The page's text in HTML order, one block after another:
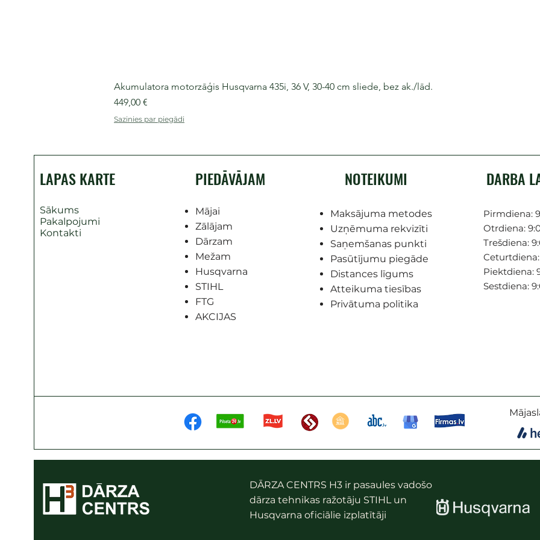
Akumulatora motorzāģis Husqvarna 435i, 36 V, 30-40 cm sliede, bez ak./lād.
Cena
449,00 €
Sazinies par piegādi
LAPAS KARTE
Sākums
Pakalpojumi
Kontakti
PIEDĀVĀJAM
Mājai
Zālājam
Dārzam
Mežam
Husqvarna
STIHL
FTG
AKCIJAS
NOTEIKUMI
Maksājuma metodes
Uzņēmuma rekvizīti
Saņemšanas punkti
Pasūtījumu piegāde
Distances līgums
Atteikuma tiesības
Privātuma politika
DARBA
Pirmdiena:
Otrdiena:
Trešdiena:
Ceturtdiena:
Piektdiena:
Sestdiena:
DĀRZA CENTRS H3 ir pasaules vadošo
dārza tehnikas ražotāju STIHL un
Husqvarna oficiālie izplatītāji